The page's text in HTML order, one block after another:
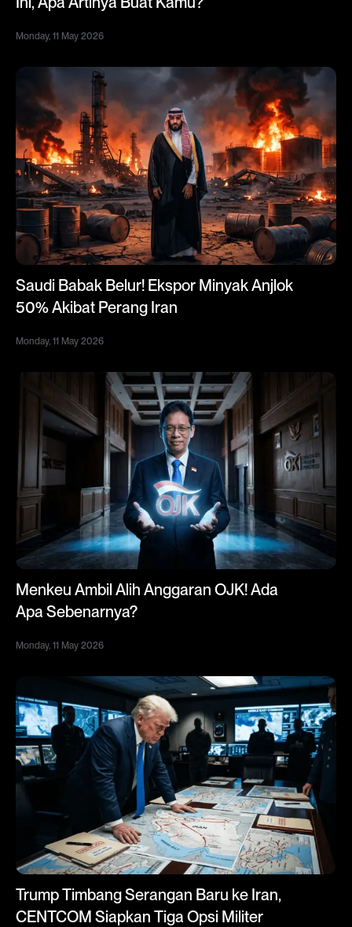
Monday, 11 May 2026
Saudi Babak Belur! Ekspor Minyak Anjlok
50% Akibat Perang Iran
Monday, 11 May 2026
Menkeu Ambil Alih Anggaran OJK! Ada
Apa Sebenarnya?
Monday, 11 May 2026
Trump Timbang Serangan Baru ke Iran,
CENTCOM Siapkan Tiga Opsi Militer